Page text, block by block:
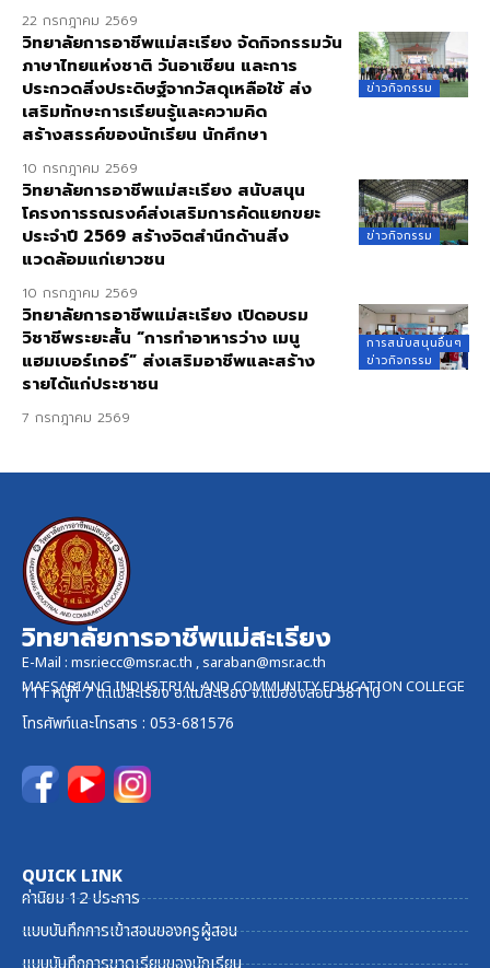
22 กรกฎาคม 2569
ข่าวกิจกรรม
วิทยาลัยการอาชีพแม่สะเรียง จัดกิจกรรมวัน
ภาษาไทยแห่งชาติ วันอาเซียน และการ
ประกวดสิ่งประดิษฐ์จากวัสดุเหลือใช้ ส่ง
เสริมทักษะการเรียนรู้และความคิด
สร้างสรรค์ของนักเรียน นักศึกษา
10 กรกฎาคม 2569
ข่าวกิจกรรม
วิทยาลัยการอาชีพแม่สะเรียง สนับสนุน
โครงการรณรงค์ส่งเสริมการคัดแยกขยะ
ประจำปี 2569 สร้างจิตสำนึกด้านสิ่ง
แวดล้อมแก่เยาวชน
10 กรกฎาคม 2569
การสนับสนุนอื่นๆ
ข่าวกิจกรรม
วิทยาลัยการอาชีพแม่สะเรียง เปิดอบรม
วิชาชีพระยะสั้น “การทำอาหารว่าง เมนู
แฮมเบอร์เกอร์” ส่งเสริมอาชีพและสร้าง
รายได้แก่ประชาชน
7 กรกฎาคม 2569
วิทยาลัยการอาชีพแม่สะเรียง
E-Mail : msr.iecc@msr.ac.th ,saraban@msr.ac.th
MAESARIANG INDUSTRIAL AND COMMUNITY EDUCATION COLLEGE
111 หมู่ที่ 7 ต.แม่สะเรียง อ.แม่สะเรียง จ.แม่ฮ่องสอน 58110
โทรศัพท์และโทรสาร : 053-681576
QUICK LINK
ค่านิยม 12 ประการ
แบบบันทึกการเข้าสอนของครูผู้สอน